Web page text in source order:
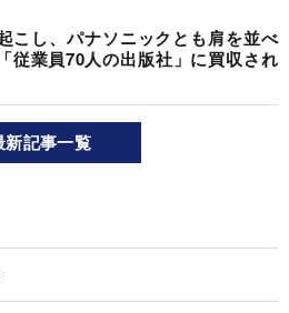
こし、パナソニックとも肩を並べ
従業員70人の出版社」に買収され
新記事一覧